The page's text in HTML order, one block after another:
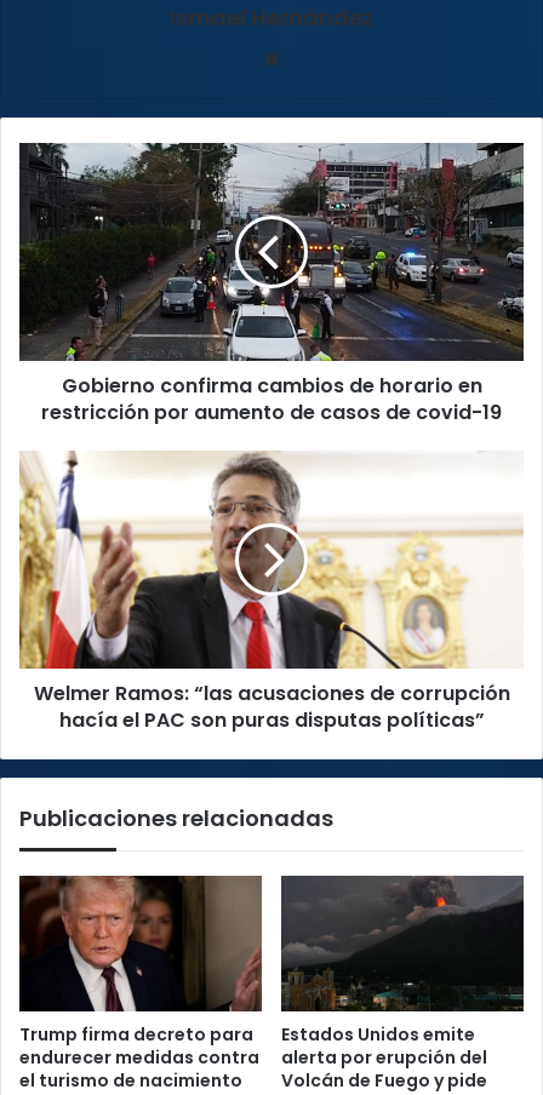
Ismael Hernández
Gobierno
confirma
cambios
horario
en
restricción
por
aumento
casos
covid-
19
Gobierno confirma cambios de horario en
restricción por aumento de casos de covid-19
Welmer
Ramos:
“las
acusaciones
de
corrupción
hacía
el
PAC
son
políticas”
Welmer Ramos: “las acusaciones de corrupción
hacía el PAC son puras disputas políticas”
Publicaciones relacionadas
Trump firma decreto para
endurecer medidas contra
el turismo de nacimiento
Estados Unidos emite
alerta por erupción del
Volcán de Fuego y pide